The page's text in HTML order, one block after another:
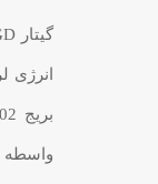
گیتار Ibanez GRG120QASP BGD به
انرژی